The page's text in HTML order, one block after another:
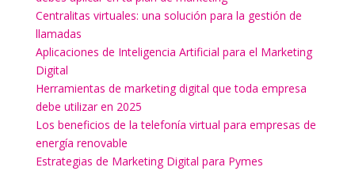
Centralitas virtuales: una solución para la gestión de
llamadas
Aplicaciones de Inteligencia Artificial para el Marketing
Digital
Herramientas de marketing digital que toda empresa
debe utilizar en 2025
Los beneficios de la telefonía virtual para empresas de
energía renovable
Estrategias de Marketing Digital para Pymes